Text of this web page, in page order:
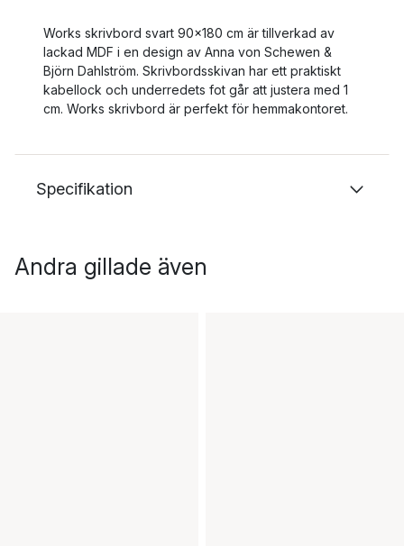
Works skrivbord svart 90x180 cm är tillverkad av
lackad MDF i en design av Anna von Schewen &
Björn Dahlström. Skrivbordsskivan har ett praktiskt
kabellock och underredets fot går att justera med 1
cm. Works skrivbord är perfekt för hemmakontoret.
Specifikation
Andra gillade även